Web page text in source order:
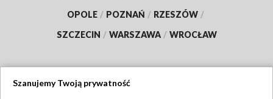
OPOLE / POZNAŃ / RZESZÓW /
SZCZECIN / WARSZAWA / WROCŁAW
Szanujemy Twoją prywatność